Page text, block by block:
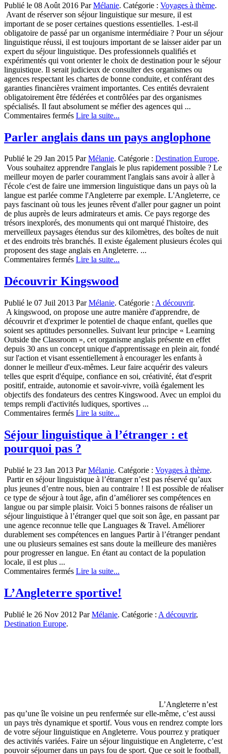
Publié le 08 Août 2016 ParMélanie. Catégorie : Voyages à thème.
Avant de réserver son séjour linguistique sur mesure, il est
important de se poser certaines questions essentielles. 1-est-il
obligatoire de passé par un organisme intermédiaire ? Pour un séjour
linguistique réussi, il est toujours important de se laisser aider par un
expert du séjour linguistique. Des professionnels qualifiés et
expérimentés qui vont orienter le choix de destination pour le séjour
linguistique. Il serait judicieux de consulter des organismes ou
agences respectant les chartes de bonne conduite, et conférant des
garanties financières vraiment importantes. Ces entités devraient
obligatoirement être fédérées et contrôlées par des organismes
spécialisés. Il faut absolument se méfier des agences qui ...
Commentaires ferméssur
questions
fondamentales
se
poser
avant
de
partir
pour
un
séjour
linguistique
Lire la suite...
Parler anglais dans un pays anglophone
Publié le 29 Jan 2015 ParMélanie. Catégorie : Destination Europe.
Vous souhaitez apprendre l'anglais le plus rapidement possible ? Le
meilleur moyen de parler couramment l'anglais sans avoir à aller à
l'école c'est de faire une immersion linguistique dans un pays où la
langue est parlée comme l'Angleterre par exemple. L'Angleterre, ce
pays fascinant où tous les jeunes rêvent d'aller pour gagner un point
de plus auprès de leurs admirateurs et amis. Ce pays regorge des
trésors inexplorés, des monuments qui ont marqué l'histoire, des
merveilleux paysages étendus sur des kilomètres, des boîtes de nuit
et des endroits très branchés. Il existe également plusieurs écoles qui
proposent des stage anglais en Angleterre. ...
Commentaires ferméssur
anglais
dans
pays
anglophone
Lire la suite...
Découvrir Kingswood
Publié le 07 Juil 2013 ParMélanie. Catégorie : A découvrir.
A kingswood, on propose une autre manière d'apprendre, de
découvrir et d'exprimer le potentiel de chaque enfant, quelles que
soient ses aptitudes personnelles. Suivant leur principe « Learning
Outside the Classroom », cet organisme anglais présente en effet
depuis 30 ans un concept unique d'apprentissage en plein air, fondé
sur l'action et visant essentiellement à encourager les enfants à
donner le meilleur d'eux-mêmes. Leur faire acquérir des valeurs
telles que esprit d'équipe, confiance en soi, créativité, état d'esprit
positif, entraide, autonomie et savoir-vivre, voilà également les
objectifs des fondateurs des centres Kingswood. Avec un emploi du
temps rempli d'activités ludiques, sportives ...
Commentaires ferméssur
Kingswood
Lire la suite...
Séjour linguistique à l’étranger : et
pourquoi pas ?
Publié le 23 Jan 2013 ParMélanie. Catégorie : Voyages à thème.
Partir en séjour linguistique à l’étranger n’est pas réservé qu’aux
plus jeunes d’entre nous, bien au contraire ! Il est possible de réaliser
ce type de séjour à tout âge, afin d’améliorer ses compétences en
langue ou par simple plaisir. Voici 5 bonnes raisons de réaliser un
séjour linguistique à l’étranger quel que soit son âge, en passant par
une agence reconnue telle que Languages & Travel. Améliorer
durablement ses compétences en langues Partir à l’étranger pendant
une ou plusieurs semaines est sans doute la meilleure des manières
pour progresser en langue. En étant au contact de la population
locale, il est plus ...
Commentaires ferméssur
linguistique
à
:
Lire la suite...
L’Angleterre sportive!
Publié le 26 Nov 2012 ParMélanie. Catégorie : A découvrir,
Destination Europe.
L’Angleterre n’est
pas qu’une île voisine un peu renfermée sur elle-même, c’est aussi
un pays très dynamique et sportif. Vous vous en rendrez compte lors
de votre séjour linguistique en Angleterre. Vous pourrez y pratiquer
des activités variées. Faire un séjour linguistique en Angleterre, c’est
pouvoir séjourner dans un pays fou de sport. Que ce soit le football,